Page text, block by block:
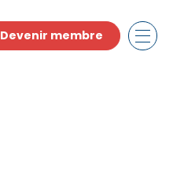
Devenir membre